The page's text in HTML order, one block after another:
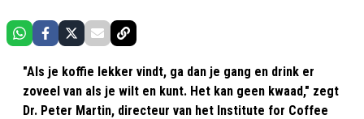
"Als je koffie lekker vindt, ga dan je gang en drink er
zoveel van als je wilt en kunt. Het kan geen kwaad," zegt
Dr. Peter Martin, directeur van het Institute for Coffee